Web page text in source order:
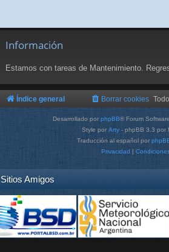
Información
Estamos con tareas de Mantenimiento.
Índice general Borrar cookies
Desarrollado por phpBB® Forum
Style por Arty - phpBB 3.3 por
Traducción al español por
Privacidad |
Sitios Amigos